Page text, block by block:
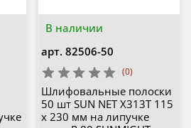
В наличии
арт. 82506-50
(0)
Шлифовальные полоски
50 шт SUN NET X313T 115
х 230 мм на липучке